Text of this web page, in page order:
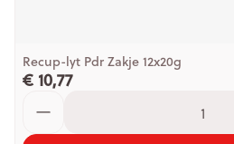
Recup-lyt Pdr Zakje 12x20g
€ 10,77